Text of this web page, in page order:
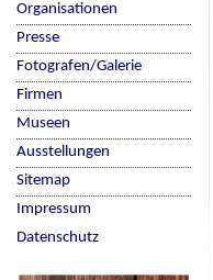
Organisationen
Presse
Fotografen/Galerie
Firmen
Museen
Ausstellungen
Sitemap
Impressum
Datenschutz